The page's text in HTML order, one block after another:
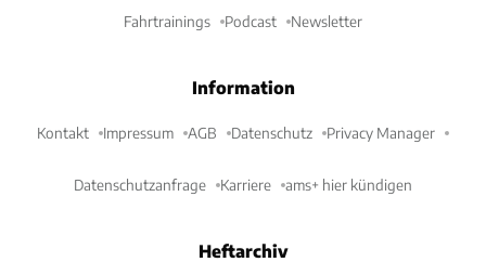
Fahrtrainings Podcast Newsletter
Information
Kontakt Impressum AGB Datenschutz Privacy Manager
Datenschutzanfrage Karriere ams+ hier kündigen
Heftarchiv